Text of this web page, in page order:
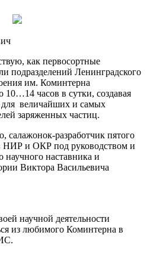
как первосортные
подразделений Ленинградского
им. Коминтерна
10…14 часов в сутки, создавая
величайших и самых
заряженных частиц.
разработчик пятого
НИР и ОКР под руководством и
наставника и
Виктора Васильевича
научной деятельности
из любимого Коминтерна в